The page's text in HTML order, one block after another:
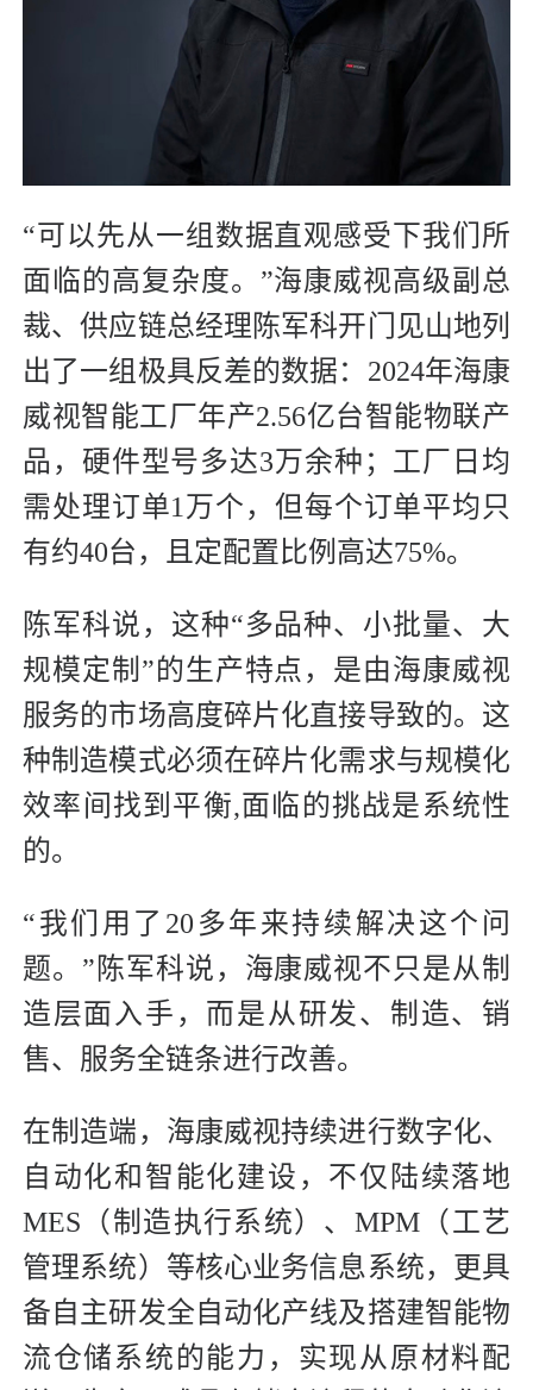
“可以先从一组数据直观感受下我们所
面临的高复杂度。”海康威视高级副总
裁、供应链总经理陈军科开门见山地列
出了一组极具反差的数据：2024年海康
威视智能工厂年产2.56亿台智能物联产
品，硬件型号多达3万余种；工厂日均
需处理订单1万个，但每个订单平均只
有约40台，且定配置比例高达75%。
陈军科说，这种“多品种、小批量、大
规模定制”的生产特点，是由海康威视
服务的市场高度碎片化直接导致的。这
种制造模式必须在碎片化需求与规模化
效率间找到平衡,面临的挑战是系统性
的。
“我们用了20多年来持续解决这个问
题。”陈军科说，海康威视不只是从制
造层面入手，而是从研发、制造、销
售、服务全链条进行改善。
在制造端，海康威视持续进行数字化、
自动化和智能化建设，不仅陆续落地
MES（制造执行系统）、MPM（工艺
管理系统）等核心业务信息系统，更具
备自主研发全自动化产线及搭建智能物
流仓储系统的能力，实现从原材料配